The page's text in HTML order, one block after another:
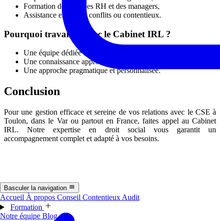
Basculer la navigation
Accueil À propos Conseil Contentieux Audit
Formation
Notre équipe Blog
Formation des équipes RH et des managers,
Assistance en cas de conflits ou contentieux.
Pourquoi travailler avec le Cabinet IRL ?
Une équipe dédiée au droit social et relations collectives,
Une connaissance approfondie du tissu économique local,
Une approche pragmatique et personnalisée.
Conclusion
Pour une gestion efficace et sereine de vos relations avec le CSE à
Toulon, dans le Var ou partout en France, faites appel au Cabinet
IRL. Notre expertise en droit social vous garantit un
accompagnement complet et adapté à vos besoins.